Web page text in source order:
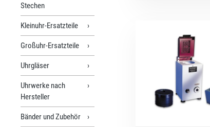
Stechen
Kleinuhr-Ersatzteile
Großuhr-Ersatzteile
Uhrgläser
Uhrwerke nach
Hersteller
Bänder und Zubehör